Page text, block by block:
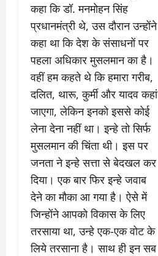
कहा कि डॉ. मनमोहन सिंह
प्रधानमंत्री थे, उस दौरान उन्होंने
कहा था कि देश के संसाधनों पर
पहला अधिकार मुसलमान का है।
वहीं हम कहते थे कि हमारा गरीब,
दलित, थारू, कुर्मी और यादव कहां
जाएगा, लेकिन इनको इससे कोई
लेना देना नहीं था। इन्हे तो सिर्फ
मुसलमान की चिंता थी। इस पर
जनता ने इन्हे सत्ता से बेदखल कर
दिया। एक बार फिर इन्हे जवाब
देने का मौका आ गया है। ऐसे में
जिन्होंने आपको विकास के लिए
तरसाया था, उन्हे एक-एक वोट के
लिये तरसाना है। साथ ही इन सब